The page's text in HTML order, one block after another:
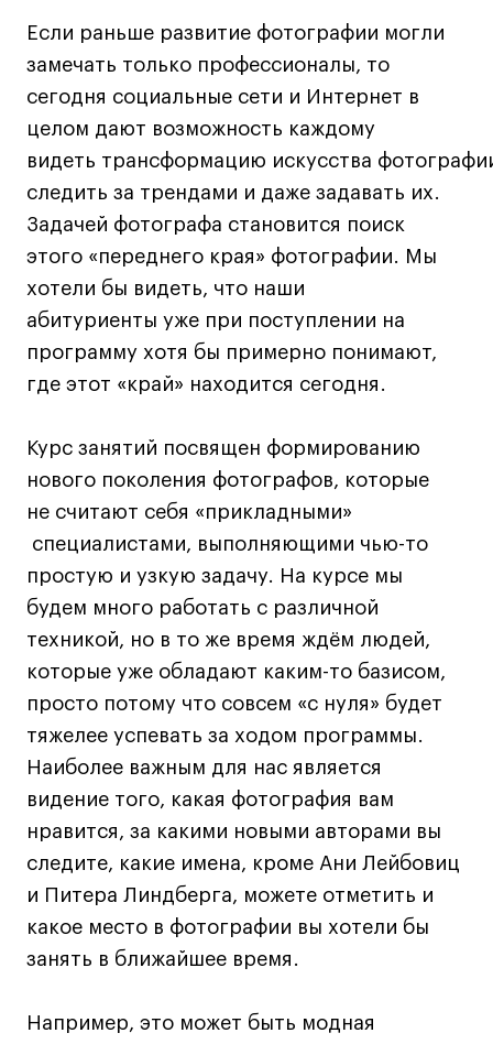
Если раньше развитие фотографии могли
замечать только профессионалы, то
сегодня социальные сети и Интернет в
целом дают возможность каждому
видеть трансформацию искусства
следить за трендами и даже задавать их.
Задачей фотографа становится поиск
этого «переднего края» фотографии. Мы
хотели бы видеть, что наши
абитуриенты уже при поступлении на
программу хотя бы примерно понимают,
где этот «край» находится сегодня.
Курс занятий посвящен формированию
нового поколения фотографов, которые
не считают себя «прикладными»
специалистами, выполняющими чью-то
простую и узкую задачу. На курсе мы
будем много работать с различной
техникой, но в то же время ждём людей,
которые уже обладают каким-то базисом,
просто потому что совсем «с нуля» будет
тяжелее успевать за ходом программы.
Наиболее важным для нас является
видение того, какая фотография вам
нравится, за какими новыми авторами вы
следите, какие имена, кроме Ани Лейбовиц
и Питера Линдберга, можете отметить и
какое место в фотографии вы хотели бы
занять в ближайшее время.
Например, это может быть модная